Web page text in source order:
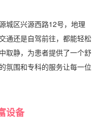
城区兴源西路12号，地理
通还是自驾前往，都能轻松
取静，为患者提供了一个舒
氛围和专科的服务让每一位
设备